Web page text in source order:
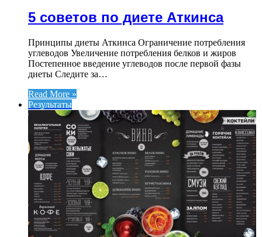
5 советов по диете Аткинса
Принципы диеты Аткинса Ограничение потребления
углеводов Увеличение потребления белков и жиров
Постепенное введение углеводов после первой фазы
диеты Следите за…
Read More »
Результаты